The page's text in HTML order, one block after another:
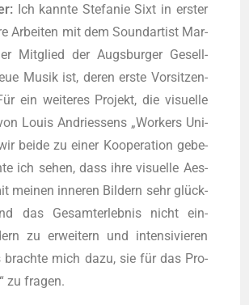
Ich kann­te Ste­fa­nie Sixt in ers­ter
Arbei­ten mit dem Sound­ar­tist Mar­
Mit­glied der Augs­bur­ger Gesell­
Musik ist, deren ers­te Vor­sit­zen­
ein wei­te­res Pro­jekt, die visu­el­le
Lou­is Andries­sens „Workers Uni­
bei­de zu einer Koope­ra­ti­on gebe­
ich sehen, dass ihre visu­el­le Aes­
mei­nen inne­ren Bil­dern sehr glück­
das Gesamt­erleb­nis nicht ein­
zu erwei­tern und inten­si­vie­ren
brach­te mich dazu, sie für das Pro­
zu fragen.